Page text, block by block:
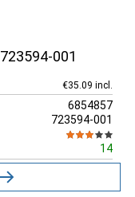
001
€35.09 incl.
6854857
723594-001
14